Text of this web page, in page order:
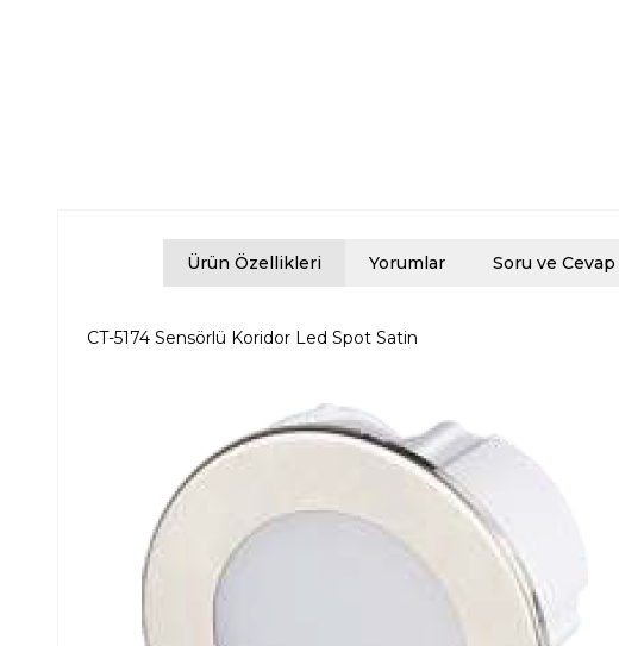
Ürün Özellikleri Yorumlar Soru ve Cevap
CT-5174 Sensörlü Koridor Led Spot Satin